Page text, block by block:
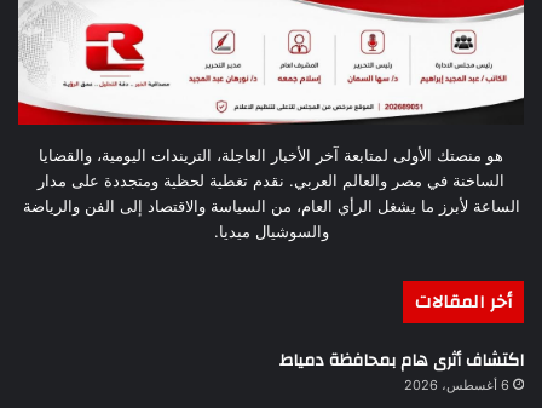
هو منصتك الأولى لمتابعة آخر الأخبار العاجلة، التريندات اليومية، والقضايا
الساخنة في مصر والعالم العربي. نقدم تغطية لحظية ومتجددة على مدار
الساعة لأبرز ما يشغل الرأي العام، من السياسة والاقتصاد إلى الفن والرياضة
والسوشيال ميديا.
أخر المقالات
اكتشاف أثرى هام بمحافظة دمياط
6 أغسطس، 2026